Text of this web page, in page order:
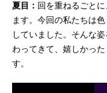
夏目： 回を重ねるごと
ます。今回の私たちは
していました。そんな
わってきて、嬉しかっ
す。